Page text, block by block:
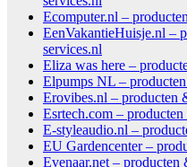
Ecomputer.nl –
EenVakantieHuisje.nl –
services.nl
Eliza was here –
Elpumps NL –
Erovibes.nl – producten
Esrtech.com –
E-styleaudio.nl –
EU Gardencenter –
Evenaar.net – producten